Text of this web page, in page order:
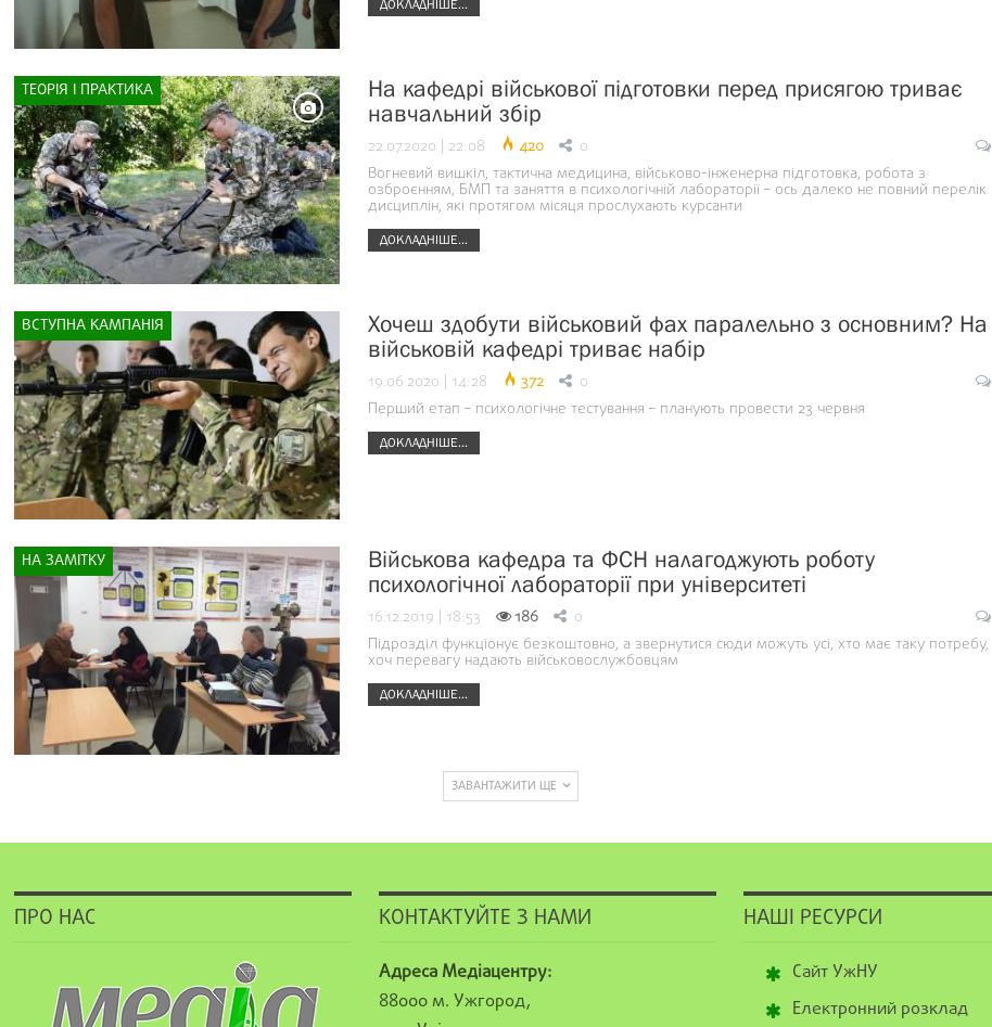
ДОКЛАДНІШЕ...
ТЕОРІЯ І ПРАКТИКА
На кафедрі військової підготовки перед присягою триває
навчальний збір
22.07.2020 | 22:08 420 0
Вогневий вишкіл, тактична медицина, військово-інженерна підготовка, робота з
озброєнням, БМП та заняття в психологічній лабораторії – ось далеко не повний перелік
дисциплін, які протягом місяця прослухають курсанти
ДОКЛАДНІШЕ...
ВСТУПНА КАМПАНІЯ
Хочеш здобути військовий фах паралельно з основним? На
військовій кафедрі триває набір
19.06.2020 | 14:28 372 0
Перший етап – психологічне тестування – планують провести 23 червня
ДОКЛАДНІШЕ...
НА ЗАМІТКУ
Військова кафедра та ФСН налагоджують роботу
психологічної лабораторії при університеті
16.12.2019 | 18:53 186 0
Підрозділ функціонує безкоштовно, а звернутися сюди можуть усі, хто має таку потребу,
хоч перевагу надають військовослужбовцям
ДОКЛАДНІШЕ...
ЗАВАНТАЖИТИ ЩЕ
ПРО НАС КОНТАКТУЙТЕ З НАМИ
Адреса Медіацентру:
88000 м. Ужгород,
НАШІ РЕСУРСИ
Сайт УжНУ
Електронний розклад